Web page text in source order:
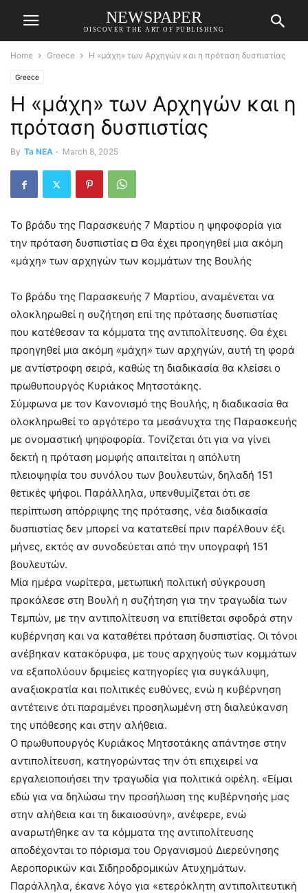
NEWSPAPER
DISCOVER THE ART OF PUBLISHING
Home Greece Η «μάχη» των Αρχηγών και η πρόταση δυσπιστίας
Greece
Η «μάχη» των Αρχηγών και η
πρόταση δυσπιστίας
By Ta NEA - March 8, 2025
Το βράδυ της Παρασκευής 7 Μαρτίου η ψηφοφορία για
την πρόταση δυσπιστίας ◘ Θα έχει προηγηθεί μια ακόμη
«μάχη» των αρχηγών των κομμάτων της Βουλής
Το βράδυ της Παρασκευής 7 Μαρτίου, αναμένεται να
ολοκληρωθεί η συζήτηση επί της πρότασης δυσπιστίας
που κατέθεσαν τα κόμματα της αντιπολίτευσης. Θα έχει
προηγηθεί μια ακόμη «μάχη» των αρχηγών, αυτή τη φορά
με αντίστροφη σειρά, καθώς τη διαδικασία θα κλείσει ο
πρωθυπουργός Κυριάκος Μητσοτάκης.
Σύμφωνα με τον Κανονισμό της Βουλής, η διαδικασία θα
ολοκληρωθεί το αργότερο τα μεσάνυχτα της Παρασκευής
με ονομαστική ψηφοφορία. Τονίζεται ότι για να γίνει
δεκτή η πρόταση μομφής απαιτείται η απόλυτη
πλειοψηφία του συνόλου των βουλευτών, δηλαδή 151
θετικές ψήφοι. Παράλληλα, υπενθυμίζεται ότι σε
περίπτωση απόρριψης της πρότασης, νέα διαδικασία
δυσπιστίας δεν μπορεί να κατατεθεί πριν παρέλθουν έξι
μήνες, εκτός αν συνοδεύεται από την υπογραφή 151
βουλευτών.
Μία ημέρα νωρίτερα, μετωπική πολιτική σύγκρουση
προκάλεσε στη Βουλή η συζήτηση για την τραγωδία των
Τεμπών, με την αντιπολίτευση να επιτίθεται σφοδρά στην
κυβέρνηση και να καταθέτει πρόταση δυσπιστίας. Οι τόνοι
ανέβηκαν κατακόρυφα, με τους αρχηγούς των κομμάτων
να εξαπολύουν δριμείες κατηγορίες για συγκάλυψη,
αναξιοκρατία και πολιτικές ευθύνες, ενώ η κυβέρνηση
αντέτεινε ότι παραμένει προσηλωμένη στη διαλεύκανση
της υπόθεσης και στην αλήθεια.
Ο πρωθυπουργός Κυριάκος Μητσοτάκης απάντησε στην
αντιπολίτευση, κατηγορώντας την ότι επιχειρεί να
εργαλειοποιήσει την τραγωδία για πολιτικά οφέλη. «Είμαι
εδώ για να δηλώσω την προσήλωση της κυβέρνησής μας
στην αλήθεια και τη δικαιοσύνη», ανέφερε, ενώ
αναρωτήθηκε αν τα κόμματα της αντιπολίτευσης
αποδέχονται το πόρισμα του Οργανισμού Διερεύνησης
Αεροπορικών και Σιδηροδρομικών Ατυχημάτων.
Παράλληλα, έκανε λόγο για «ετερόκλητη αντιπολιτευτική